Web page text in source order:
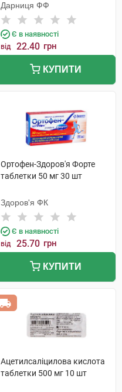
Дарниця ФФ
Є в наявності
від 22.40 грн
КУПИТИ
Ортофен-Здоров'я Форте
таблетки 50 мг 30 шт
Здоров'я ФК
Є в наявності
від 25.70 грн
КУПИТИ
Ацетилсаліцилова кислота
таблетки 500 мг 10 шт